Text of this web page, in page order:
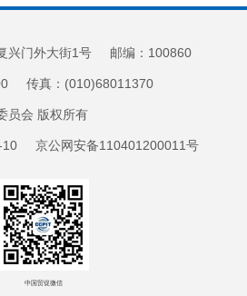
兴门外大街1号 邮编：100860
传真：(010)68011370
员会 版权所有
10 京公网安备110401200011号
中国贸促微信